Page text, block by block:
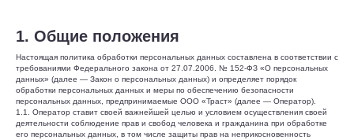
1. Общие положения
Настоящая политика обработки персональных данных составлена в соответствии с
требованиями Федерального закона от 27.07.2006. № 152-ФЗ «О персональных
данных» (далее — Закон о персональных данных) и определяет порядок
обработки персональных данных и меры по обеспечению безопасности
персональных данных, предпринимаемые ООО «Траст» (далее — Оператор).
1.1. Оператор ставит своей важнейшей целью и условием осуществления своей
деятельности соблюдение прав и свобод человека и гражданина при обработке
его персональных данных, в том числе защиты прав на неприкосновенность